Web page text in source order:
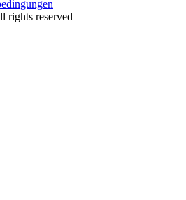
rights reserved